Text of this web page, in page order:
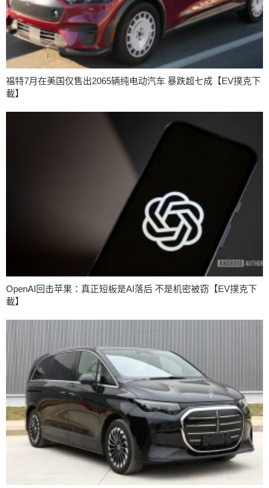
福特7月在美国仅售出2065辆纯电动汽车 暴跌超七成【EV撲克下
載】
OpenAI回击苹果：真正短板是AI落后 不是机密被窃【EV撲克下
載】